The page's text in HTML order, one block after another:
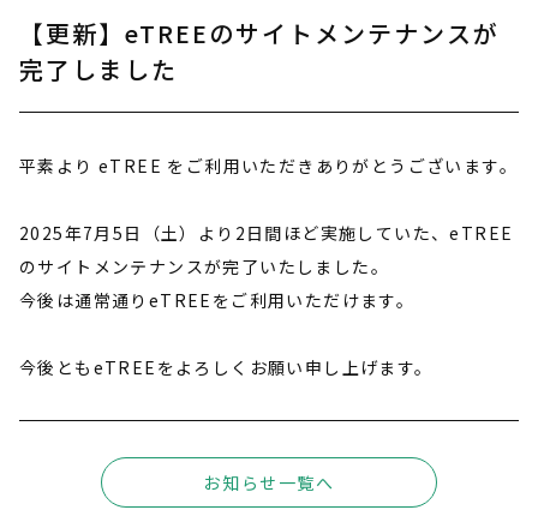
【更新】eTREEのサイトメンテナンスが
完了しました
平素より eTREE をご利用いただきありがとうございます。
2025年7月5日（土）より2日間ほど実施していた、eTREE
のサイトメンテナンスが完了いたしました。
今後は通常通りeTREEをご利用いただけます。
今後ともeTREEをよろしくお願い申し上げます。
お知らせ一覧へ